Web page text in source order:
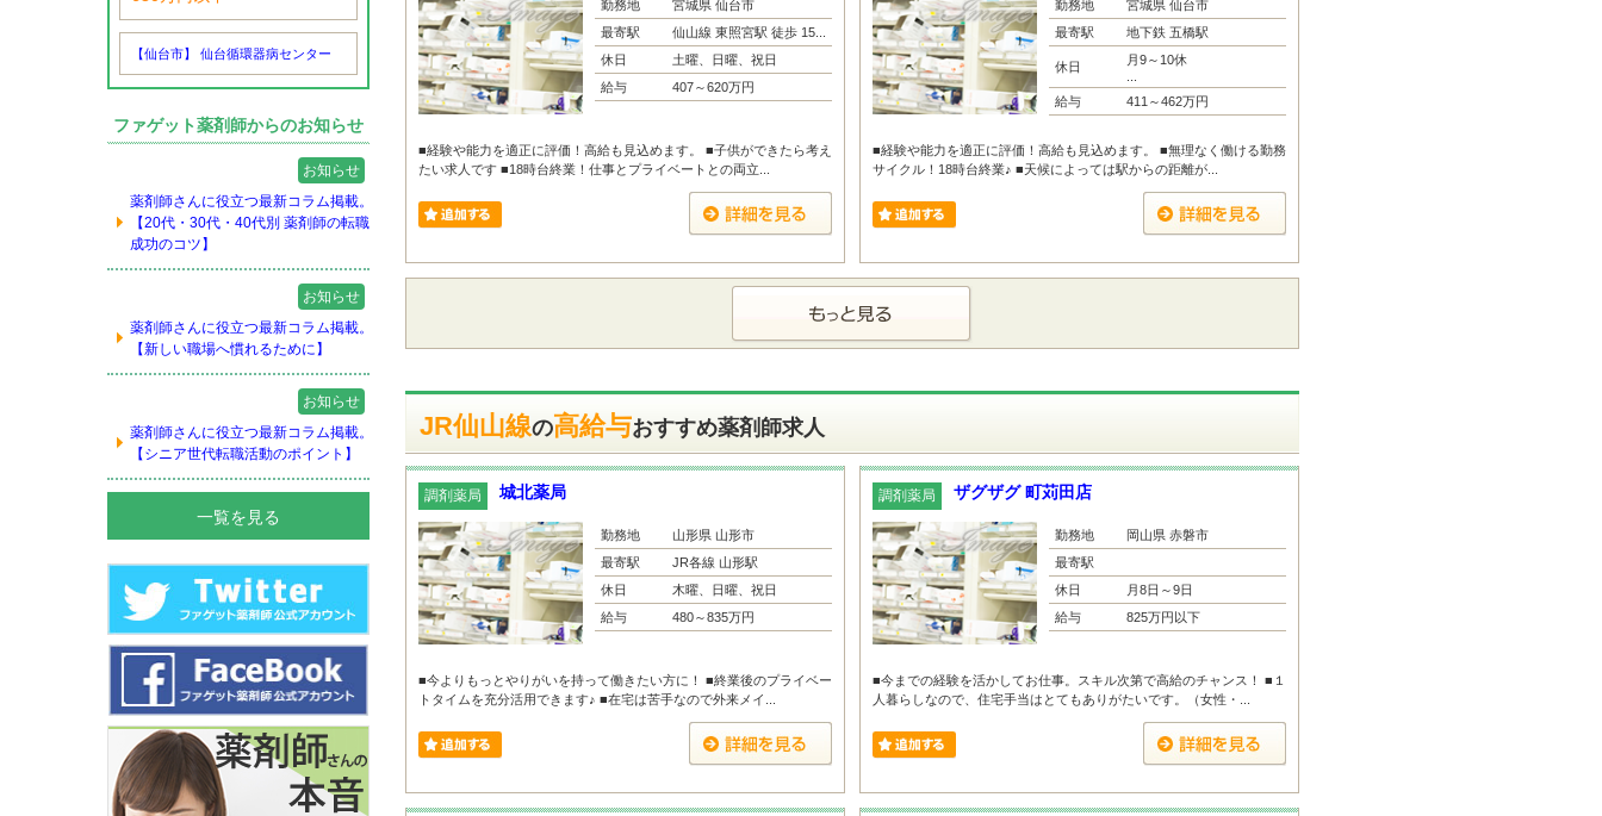
【仙台市】 仙台循環器病センター
ファゲット薬剤師からのお知らせ
お知らせ
薬剤師さんに役立つ最新コラム掲載。
【20代・30代・40代別 薬剤師の転職
成功のコツ】
お知らせ
薬剤師さんに役立つ最新コラム掲載。
【新しい職場へ慣れるために】
お知らせ
薬剤師さんに役立つ最新コラム掲載。
【シニア世代転職活動のポイント】
一覧を見る
勤務地
宮城県 仙台市
最寄駅
仙山線 東照宮駅 徒歩 15...
休日
土曜、日曜、祝日
給与
407～620万円
■経験や能力を適正に評価！高給も見込めます。 ■子供ができたら考え
たい求人です ■18時台終業！仕事とプライベートとの両立...
勤務地
宮城県 仙台市
最寄駅
地下鉄 五橋駅
休日
月9～10休
給与
411～462万円
■経験や能力を適正に評価！高給も見込めます。 ■無理なく働ける勤務
サイクル！18時台終業♪ ■天候によっては駅からの距離が...
JR仙山線の高給与おすすめ薬剤師求人
調剤薬局 城北薬局
勤務地
山形県 山形市
最寄駅
JR各線 山形駅
休日
木曜、日曜、祝日
給与
480～835万円
■今よりもっとやりがいを持って働きたい方に！ ■終業後のプライベー
トタイムを充分活用できます♪ ■在宅は苦手なので外来メイ...
調剤薬局 ザグザグ 町苅田店
勤務地
岡山県 赤磐市
最寄駅
休日
月8日～9日
給与
825万円以下
■今までの経験を活かしてお仕事。スキル次第で高給のチャンス！ ■１
人暮らしなので、住宅手当はとてもありがたいです。（女性・...